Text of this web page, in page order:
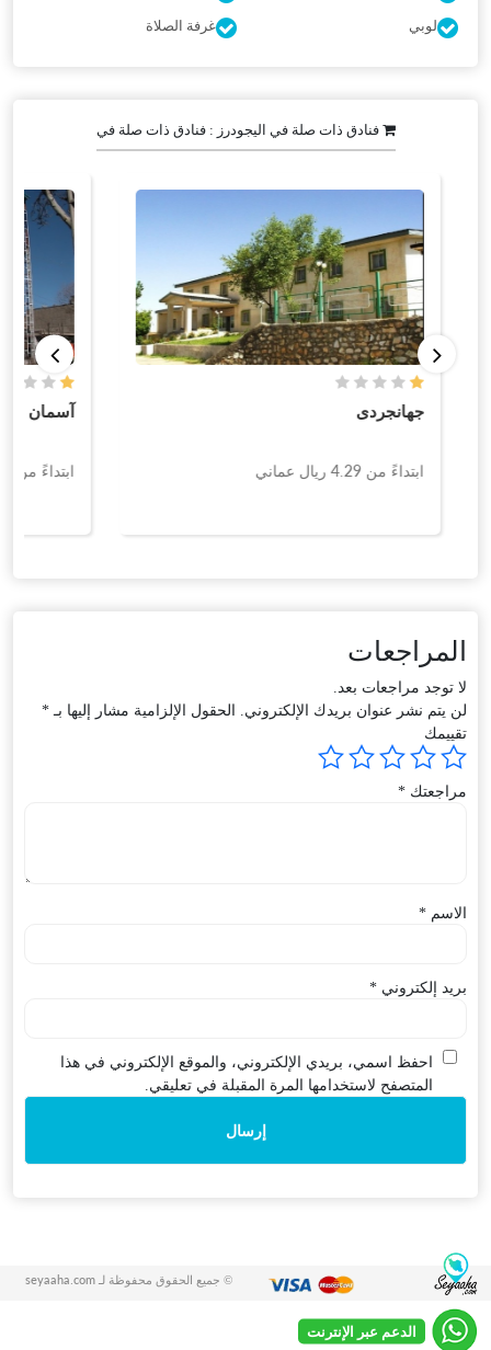
لوبي
غرفة الصلاة
فنادق ذات صلة في الیجودرز : فنادق ذات صلة في
جهانجردی
ابتداءً من4.29 ريال عماني
آسمان
ابتداءً من2.80
المراجعات
لا توجد مراجعات بعد.
لن يتم نشر عنوان بريدك الإلكتروني. الحقول الإلزامية مشار إليها بـ *
تقييمك
مراجعتك *
الاسم *
بريد إلكتروني *
احفظ اسمي، بريدي الإلكتروني، والموقع الإلكتروني في هذا
المتصفح لاستخدامها المرة المقبلة في تعليقي.
© جميع الحقوق محفوظة لـ seyaaha.com